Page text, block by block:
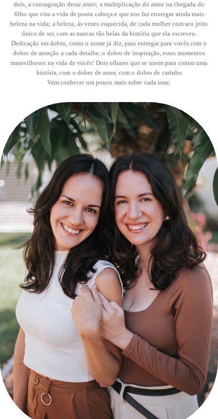
dois, a consagração desse amor; a multiplicação do amor na chegada do
filho que vira a vida de ponta cabeça e que nos faz enxergar ainda mais
beleza na vida; a beleza, às vezes esquecida, de cada mulher com seu jeito
único de ser, com as marcas tão belas da história que ela escreveu.
Dedicação em dobro, como o nome já diz, para entregar para vocês com o
dobro de atenção a cada detalhe, o dobro de inspiração, esses momentos
maravilhosos na vida de vocês! Dois olhares que se unem para contar uma
história, com o dobro de amor, com o dobro de carinho
Vem conhecer um pouco mais sobre cada uma: